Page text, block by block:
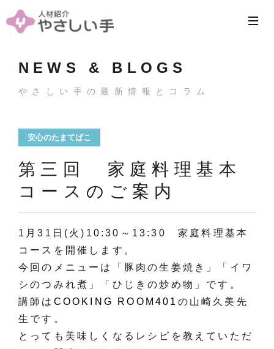
NEWS & BLOGS
やさしい手の最新情報とコラム
安心のたまてばこ
第三回 家庭料理基本
コースのご案内
1月31日(火)10:30～13:30 家庭料理基本
コースを開催します。
今回のメニューは「豚肉の生姜焼き」「イワ
シのつみれ煮」「ひじきの炒め物」です。
講師は COOKING ROOM401 の山崎久美先
生です。
とっても美味しくなるレシピを教えていただ